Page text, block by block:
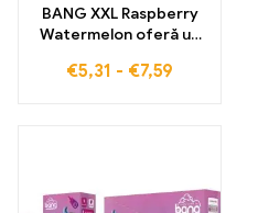
BANG XXL Raspberry
Watermelon oferă un
și pepene verde pentru
€5,31 - €7,59